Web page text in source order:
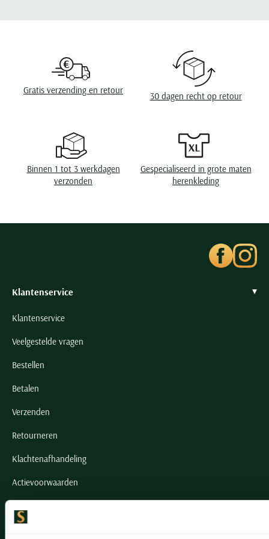
Superdry
Tramarossa
Vanguard
cutaway boord
Borstzak geen borstzak
Eigenschappen
Gratis verzending en retour
30 dagen recht op retour
Binnen 1 tot 3 werkdagen
verzonden
Gespecialiseerd in grote maten
herenkleding
Klantenservice
Klantenservice
Veelgestelde vragen
Bestellen
Betalen
Verzenden
Retourneren
Klachtenafhandeling
Actievoorwaarden